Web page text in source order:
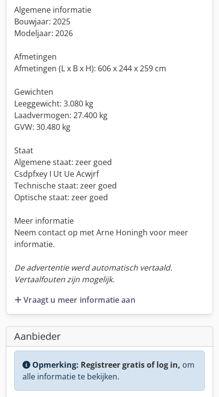
Algemene informatie
Bouwjaar: 2025
Modeljaar: 2026
Afmetingen
Afmetingen (L x B x H): 606 x 244 x 259 cm
Gewichten
Leeggewicht: 3.080 kg
Laadvermogen: 27.400 kg
GVW: 30.480 kg
Staat
Algemene staat: zeer goed
Csdpfxey I Ut Ue Acwjrf
Technische staat: zeer goed
Optische staat: zeer goed
Meer informatie
Neem contact op met Arne Honingh voor meer
informatie.
De advertentie werd automatisch vertaald.
Vertaalfouten zijn mogelijk.
Vraagt u meer informatie aan
Aanbieder
Opmerking: Registreer gratis of log in, om
alle informatie te bekijken.